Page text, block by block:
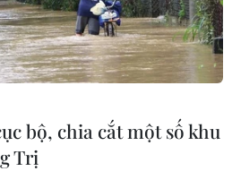
khi đó đặc khu hành chính
ca mắc mới- mức cao nhất
bộ, chia cắt một số khu
Trị